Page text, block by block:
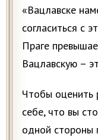
«Вацлавске
согласиться с
Праге
Вацлавскую –
Чтобы оценить
себе, что вы
одной стороны